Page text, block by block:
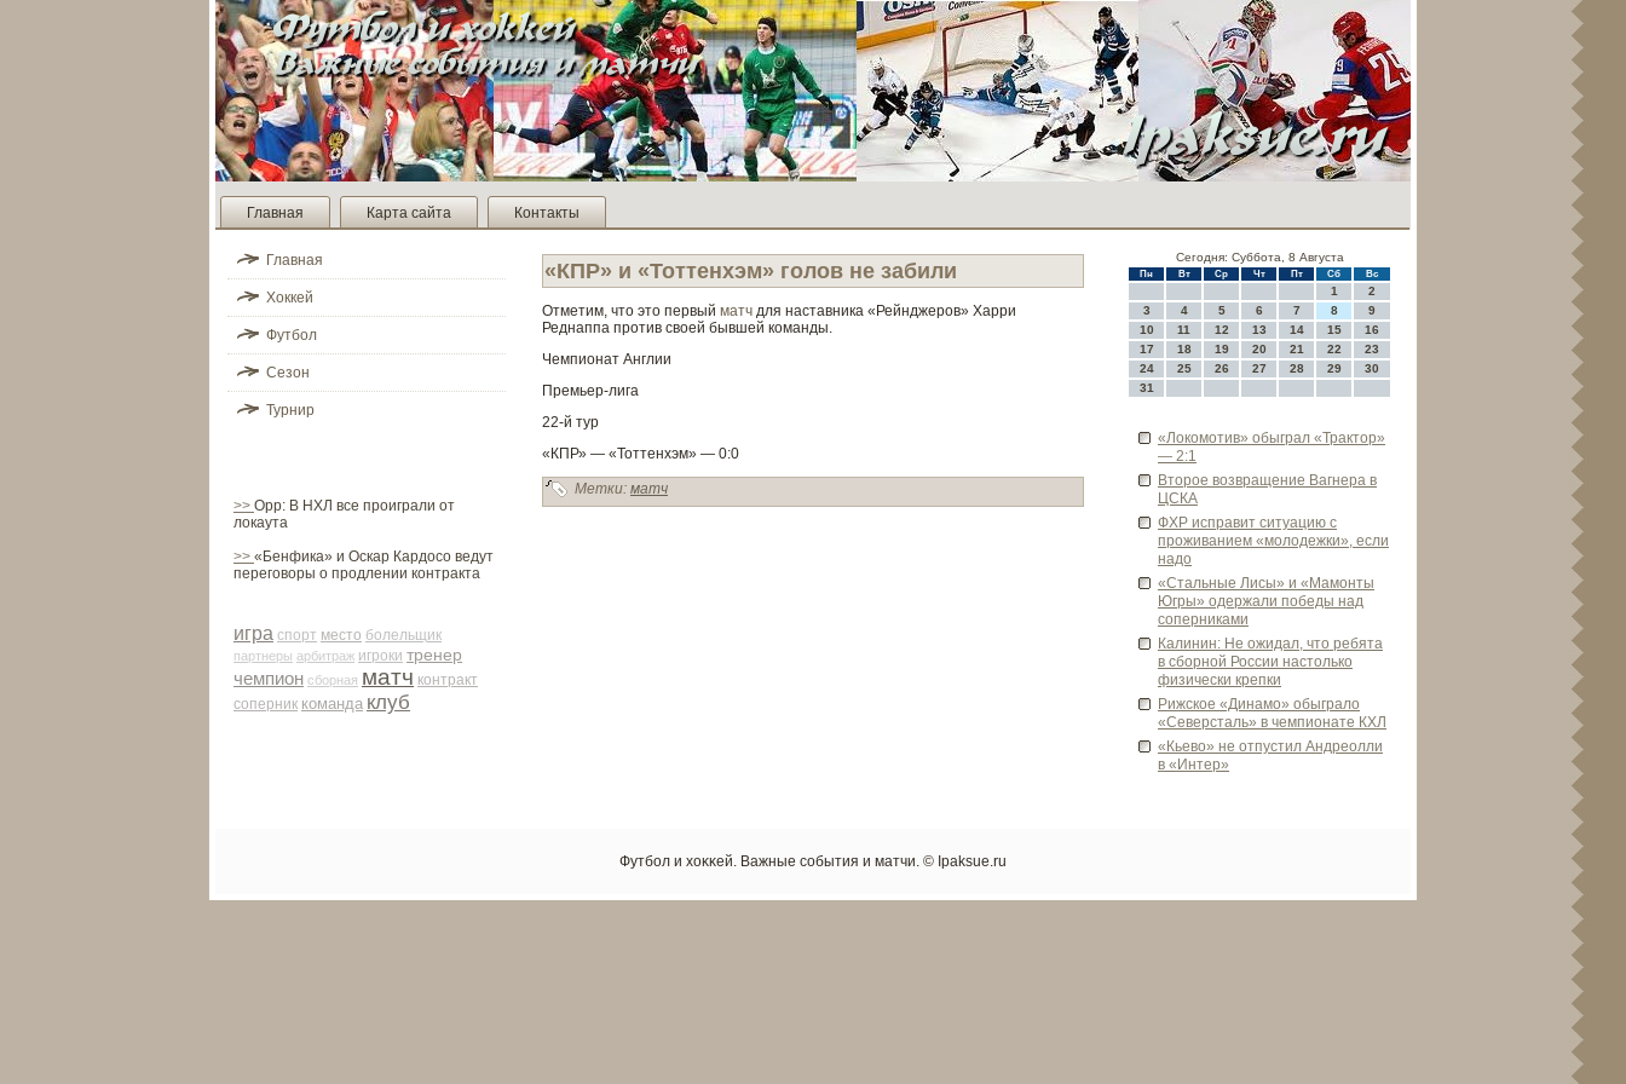
Главная Карта сайта Контакты
Главная
Хоккей
Футбол
Сезон
Турнир
>> Орр: В НХЛ все проиграли от
локаута
>> «Бенфика» и Оскар Кардосо ведут
переговоры о продлении контракта
игра спорт место болельщик
партнеры арби­траж игроки тренер
чемпион сборная матч контракт
соперник команда клуб
«КПР» и «Тоттенхэм» голов не заби­ли
Отметим, что это первый матч для наставника «Рейнджеров» Харри
Реднаппа против своей бывшей команды.
Чемпионат Англии
Премьер-лига
22-й тур
«КПР» — «Тоттенхэм» — 0:0
Метки: матч
Сегодня: Суббота, 8 Августа
Пн Вт Ср Чт Пт Сб Вс
1
2
3
4 5 6 7 8
9
10
11 12 13 14 15
16
17
18 19 20 21 22
23
24
25 26 27 28 29
30
31
«Локомотив» обыграл «Трактор»
— 2:1
Второе возвращение Вагнера в
ЦСКА
ФХР исправит ситуацию с
проживанием «молоде­жки», если
надо
«Стальные Лисы» и «Мамонты
Югры» оде­ржали победы над
соперниками
Калинин: Не ожидал, что ребята
в сборной России настолько
физически крепки
Рижское «Динамо» обыграло
«Севе­рсталь» в чемпионате КХЛ
«Кьево» не отпустил Андреолли
в «Интер»
Футбол и хоκκей. Важные сοбытия и матчи. © Ipaksue.ru